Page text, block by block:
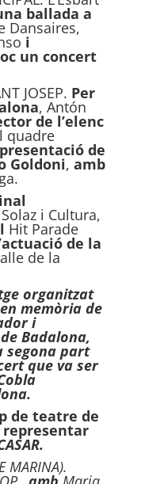
ballada a
Dansaires,
i
un concert
JOSEP. Per
, Antón
de l’elenc
quadre
de
Goldoni, amb
i Cultura,
Hit Parade
de la
de la
organitzat
memòria de
i
Badalona,
segona part
que va ser
de teatre de
representar
MARINA).